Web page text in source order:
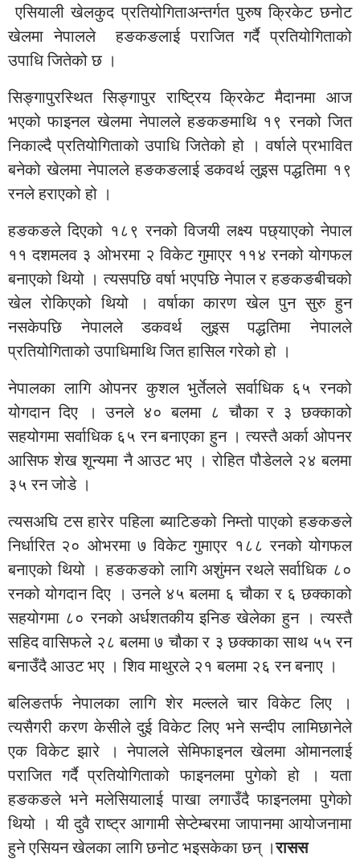
एसियाली खेलकुद प्रतियोगिताअन्तर्गत पुरुष क्रिकेट छनोट
खेलमा नेपालले हङकङलाई पराजित गर्दै प्रतियोगिताको
उपाधि जितेको छ ।
सिङ्गापुरस्थित सिङ्गापुर राष्ट्रिय क्रिकेट मैदानमा आज
भएको फाइनल खेलमा नेपालले हङकङमाथि १९ रनको जित
निकाल्दै प्रतियोगिताको उपाधि जितेको हो । वर्षाले प्रभावित
बनेको खेलमा नेपालले हङकङलाई डकवर्थ लुइस पद्धतिमा १९
रनले हराएको हो ।
हङकङले दिएको १८९ रनको विजयी लक्ष्य पछ्याएको नेपाल
११ दशमलव ३ ओभरमा २ विकेट गुमाएर ११४ रनको योगफल
बनाएको थियो । त्यसपछि वर्षा भएपछि नेपाल र हङकङबीचको
खेल रोकिएको थियो । वर्षाका कारण खेल पुन सुरु हुन
नसकेपछि नेपालले डकवर्थ लुइस पद्धतिमा नेपालले
प्रतियोगिताको उपाधिमाथि जित हासिल गरेको हो ।
नेपालका लागि ओपनर कुशल भुर्तेलले सर्वाधिक ६५ रनको
योगदान दिए । उनले ४० बलमा ८ चौका र ३ छक्काको
सहयोगमा सर्वाधिक ६५ रन बनाएका हुन । त्यस्तै अर्का ओपनर
आसिफ शेख शून्यमा नै आउट भए । रोहित पौडेलले २४ बलमा
३५ रन जोडे ।
त्यसअघि टस हारेर पहिला ब्याटिङको निम्तो पाएको हङकङले
निर्धारित २० ओभरमा ७ विकेट गुमाएर १८८ रनको योगफल
बनाएको थियो । हङकङको लागि अशुंमन रथले सर्वाधिक ८०
रनको योगदान दिए । उनले ४५ बलमा ६ चौका र ६ छक्काको
सहयोगमा ८० रनको अर्धशतकीय इनिङ खेलेका हुन । त्यस्तै
सहिद वासिफले २८ बलमा ७ चौका र ३ छक्काका साथ ५५ रन
बनाउँदै आउट भए । शिव माथुरले २१ बलमा २६ रन बनाए ।
बलिङतर्फ नेपालका लागि शेर मल्लले चार विकेट लिए ।
त्यसैगरी करण केसीले दुई विकेट लिए भने सन्दीप लामिछानेले
एक विकेट झारे । नेपालले सेमिफाइनल खेलमा ओमानलाई
पराजित गर्दै प्रतियोगिताको फाइनलमा पुगेको हो । यता
हङकङले भने मलेसियालाई पाखा लगाउँदै फाइनलमा पुगेको
थियो । यी दुवै राष्ट्र आगामी सेप्टेम्बरमा जापानमा आयोजनामा
हुने एसियन खेलका लागि छनोट भइसकेका छन् ।रासस